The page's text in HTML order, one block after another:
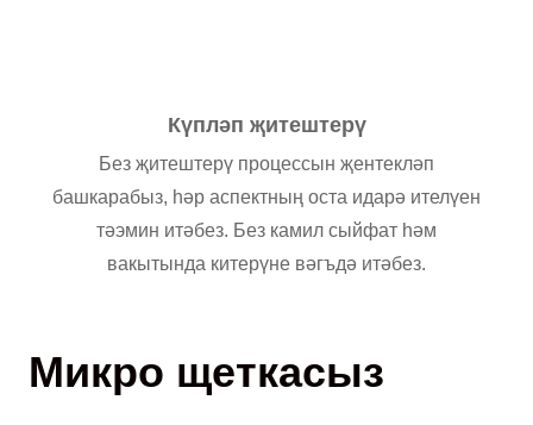
Күпләп җитештерү
Без җитештерү процессын җентекләп
башкарабыз, һәр аспектның оста идарә ителүен
тәэмин итәбез. Без камил сыйфат һәм
вакытында китерүне вәгъдә итәбез.
Микро щеткасыз